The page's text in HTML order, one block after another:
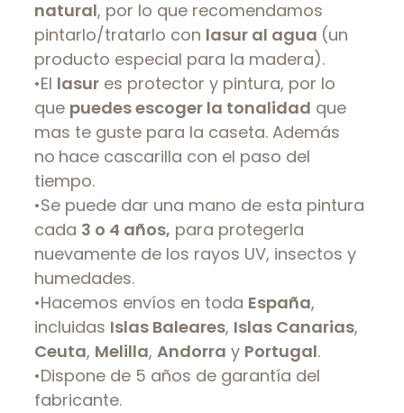
natural, por lo que recomendamos
pintarlo/tratarlo con lasur al agua (un
producto especial para la madera).
•El lasur es protector y pintura, por lo
que puedes escoger la tonalidad que
mas te guste para la caseta. Además
no hace cascarilla con el paso del
tiempo.
•Se puede dar una mano de esta pintura
cada 3 o 4 años, para protegerla
nuevamente de los rayos UV, insectos y
humedades.
•Hacemos envíos en toda España,
incluidas Islas Baleares, Islas Canarias,
Ceuta, Melilla, Andorra y Portugal.
•Dispone de 5 años de garantía del
fabricante.